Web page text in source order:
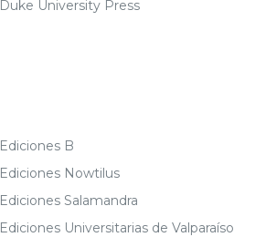
Duke University Press
Ediciones B
Ediciones Nowtilus
Ediciones Salamandra
Ediciones Universitarias de Valparaíso